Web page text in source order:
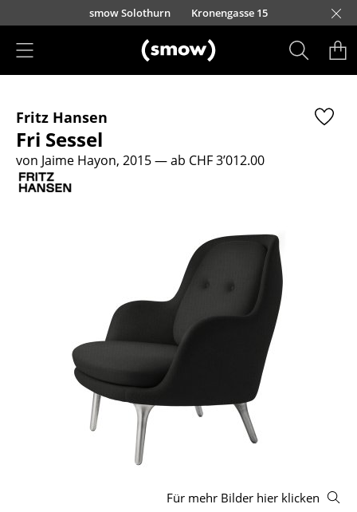
Direkt zum Inhaltsmow Solothurn Kronengasse 15
Sitzmöbel
Esszimmerstühle
Sofas
Freischwinger
Barhocker
Hocker
Bänke & Liegen
Fritz Hansen
Fri Sessel
von Jaime Hayon, 2015— ab CHF 3’012.00
Für mehr Bilder hier klicken